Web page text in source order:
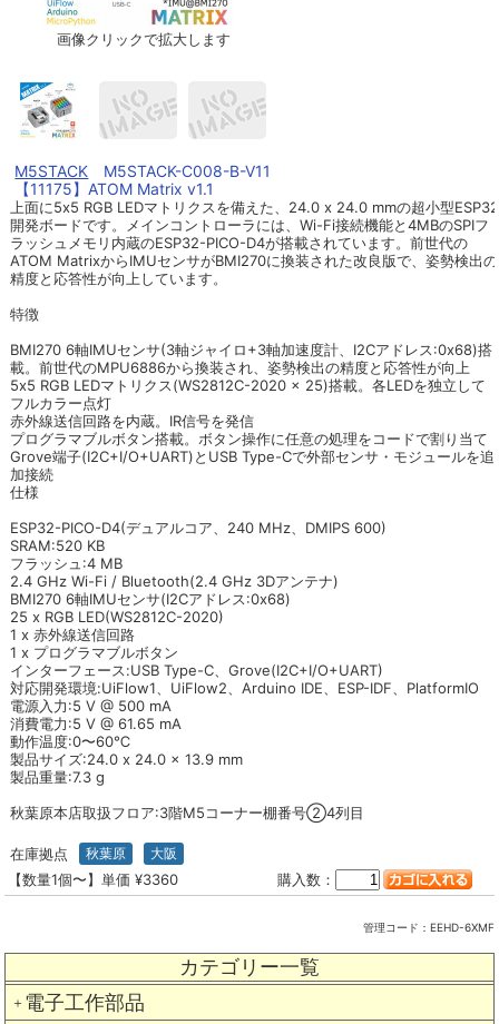
カテゴリー一覧
＋ 電子工作部品
画像クリックで拡大します
M5STACK M5STACK-C008-B-V11
【11175】ATOM Matrix v1.1
上面に5x5 RGB LEDマトリクスを備えた、24.0 x 24.0 mmの超小型ESP32
開発ボードです。メインコントローラには、Wi-Fi接続機能と4MBのSPIフ
ラッシュメモリ内蔵のESP32-PICO-D4が搭載されています。前世代の
ATOM MatrixからIMUセンサがBMI270に換装された改良版で、姿勢検出の
精度と応答性が向上しています。
特徴
BMI270 6軸IMUセンサ(3軸ジャイロ+3軸加速度計、I2Cアドレス:0x68)搭
載。前世代のMPU6886から換装され、姿勢検出の精度と応答性が向上
5x5 RGB LEDマトリクス(WS2812C-2020 x 25)搭載。各LEDを独立して
フルカラー点灯
赤外線送信回路を内蔵。IR信号を発信
プログラマブルボタン搭載。ボタン操作に任意の処理をコードで割り当て
Grove端子(I2C+I/O+UART)とUSB Type-Cで外部センサ・モジュールを追
加接続
仕様
ESP32-PICO-D4(デュアルコア、240 MHz、DMIPS 600)
SRAM:520 KB
フラッシュ:4 MB
2.4 GHz Wi-Fi / Bluetooth(2.4 GHz 3Dアンテナ)
BMI270 6軸IMUセンサ(I2Cアドレス:0x68)
25 x RGB LED(WS2812C-2020)
1 x 赤外線送信回路
1 x プログラマブルボタン
インターフェース:USB Type-C、Grove(I2C+I/O+UART)
対応開発環境:UiFlow1、UiFlow2、Arduino IDE、ESP-IDF、PlatformIO
電源入力:5 V @ 500 mA
消費電力:5 V @ 61.65 mA
動作温度:0〜60℃
製品サイズ:24.0 x 24.0 x 13.9 mm
製品重量:7.3 g
秋葉原本店取扱フロア:3階M5コーナー棚番号②4列目
在庫拠点 秋葉原 大阪
【数量1個〜】単価 ¥3360 購入数：
管理コード： EEHD-6XMF